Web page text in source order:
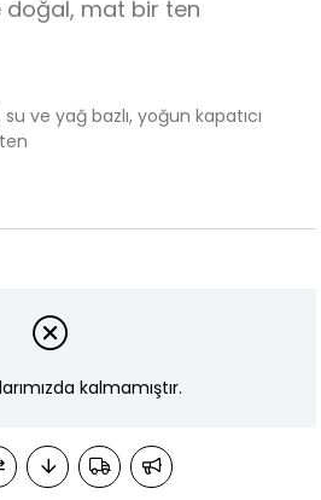
doğal, mat bir ten
ve yağ bazlı, yoğun kapatıcı
kalmamıştır.